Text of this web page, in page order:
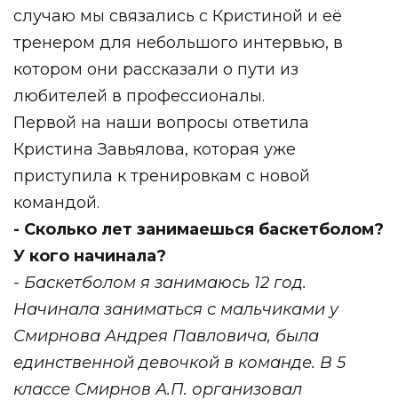
случаю мы связались с Кристиной и её
тренером для небольшого интервью, в
котором они рассказали о пути из
любителей в профессионалы.
Первой на наши вопросы ответила
Кристина Завьялова, которая уже
приступила к тренировкам с новой
командой.
- Сколько лет занимаешься баскетболом?
У кого начинала?
- Баскетболом я занимаюсь 12 год.
Начинала заниматься с мальчиками у
Смирнова Андрея Павловича, была
единственной девочкой в команде. В 5
классе Смирнов А.П. организовал